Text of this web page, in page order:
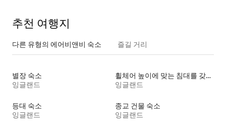
추천 여행지
다른 유형의 에어비앤비 숙소 즐길 거리
별장 숙소
잉글랜드
휠체어 높이에 맞는 침대를 갖춘 숙소
잉글랜드
등대 숙소
잉글랜드
종교 건물 숙소
잉글랜드